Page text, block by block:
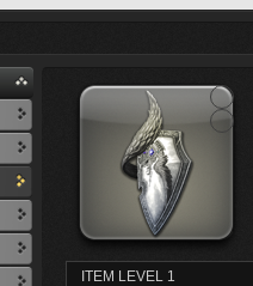
ITEM LEVEL 1